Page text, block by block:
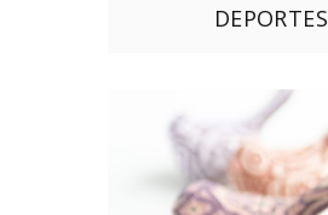
DEPORTES